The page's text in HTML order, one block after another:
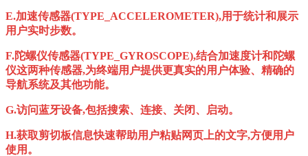
E.加速传感器(TYPE_ACCELEROMETER),用于统计和展示
用户实时步数。
F.陀螺仪传感器(TYPE_GYROSCOPE),结合加速度计和陀螺
仪这两种传感器,为终端用户提供更真实的用户体验、精确的
导航系统及其他功能。
G.访问蓝牙设备,包括搜索、连接、关闭、启动。
H.获取剪切板信息快速帮助用户粘贴网页上的文字,方便用户
使用。